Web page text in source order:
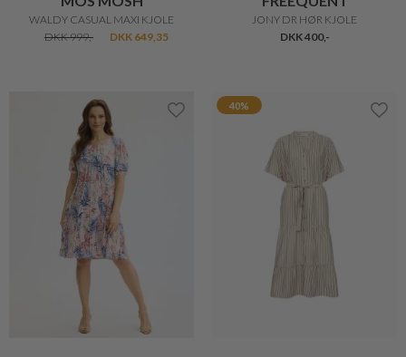
WALDY CASUAL MAXI KJOLE
DKK 999,-
DKK 649,35
JONY DR HØR KJOLE
DKK 400,-
40%